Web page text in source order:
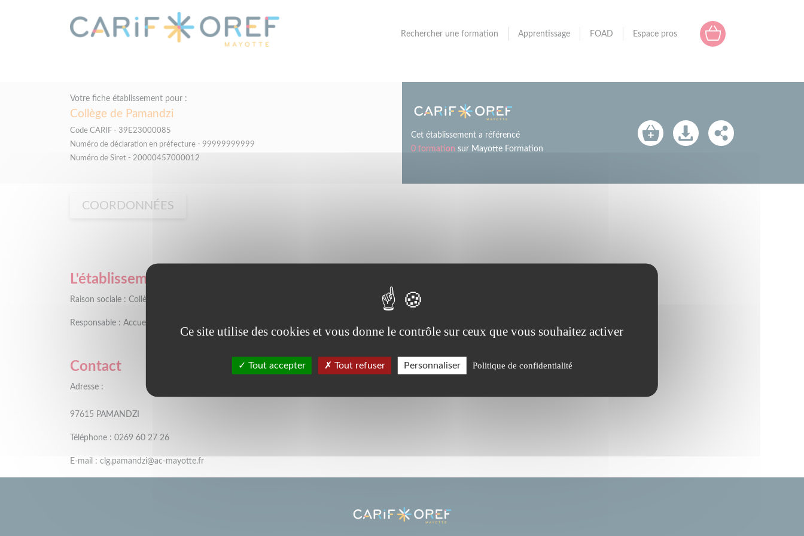
Rechercher une formation Apprentissage FOAD Espace pros
Votre fiche établissement pour :
Collège de Pamandzi
Code CARIF - 39E23000085
Numéro de déclaration en préfecture - 99999999999
Numéro de Siret - 20000457000012
Cet établissement a référencé
0 formation sur Mayotte Formation
COORDONNÉES
L'établissement
Raison sociale : Collège de Zena M'dere Pamandzi
Responsable : Accueil -
Contact
Adresse :
97615 PAMANDZI
Téléphone : 0269 60 27 26
E-mail : clg.pamandzi@ac-mayotte.fr
Ce site utilise des cookies et vous donne le contrôle sur ceux que vous souhaitez activer
Tout accepter Tout refuser Personnaliser Politique de confidentialité